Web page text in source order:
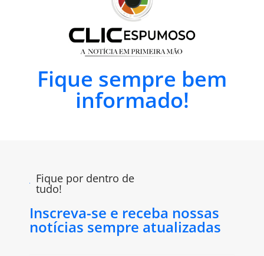
Fique sempre bem
informado!
Fique por dentro de
tudo!
Inscreva-se e receba nossas
notícias sempre atualizadas